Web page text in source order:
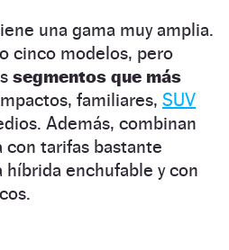
una gama muy amplia.
cinco modelos, pero
segmentos que más
familiares, SUV
Además, combinan
con tarifas bastante
híbrida enchufable y con